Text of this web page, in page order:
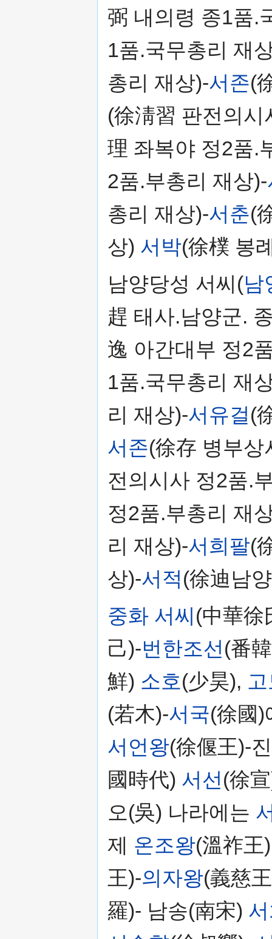
弼 내의령 종1품.
1품.국무총리 재
총리 재상)-서존(
(徐淸習 판전의
理 좌복야 정2품.
2품.부총리 재상)-
총리 재상)-서춘(
상) 서박(徐樸 봉
남양당성 서씨(남
趕 태사.남양군.
逸 아간대부 정2
1품.국무총리 재
리 재상)-서유걸(
서존(徐存 병부상
전의시사 정2품.
정2품.부총리 재
리 재상)-서희팔(
상)-서적(徐迪남
중화 서씨 (中華
己)-번한조선(番
鮮) 소호(少昊),
(若木)-서국(徐國
서언왕(徐偃王)-
國時代) 서선(徐
오(吳) 나라에는
제 온조왕(溫祚王)
王)-의자왕(義慈
羅)- 남송(南宋)